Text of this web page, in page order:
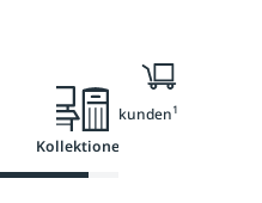
Kollektionen
Nur für Geschäftskunden1